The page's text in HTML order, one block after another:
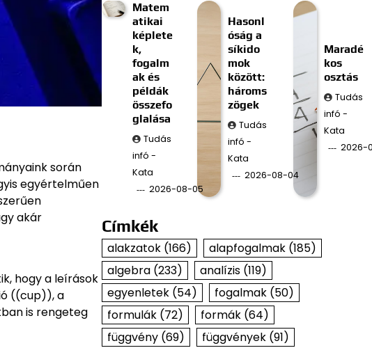
során
egyértelműen
akár
hogy a leírások
((cup)), a
is rengeteg
Matem
atikai
képlete
k,
fogalm
ak és
példák
összefo
glalása
Tudás
infó -
Kata
2026-08-05
Hasonl
óság a
síkido
mok
között:
hároms
zögek
Tudás
infó -
Kata
2026-08-04
Maradé
kos
osztás
Tudás
infó -
Kata
2026-
Címkék
alakzatok(166) alapfogalmak(185)
algebra(233) analízis(119)
egyenletek(54) fogalmak(50)
formulák(72) formák(64)
függvény(69) függvények(91)